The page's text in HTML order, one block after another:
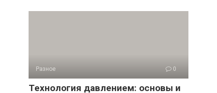
Разное 0
Технология давлением: основы и